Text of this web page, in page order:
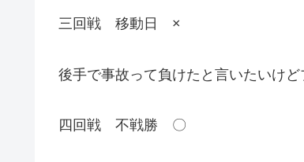
三回戦 移動日 ×
後手で事故って負けたと言いたいけ
四回戦 不戦勝 〇